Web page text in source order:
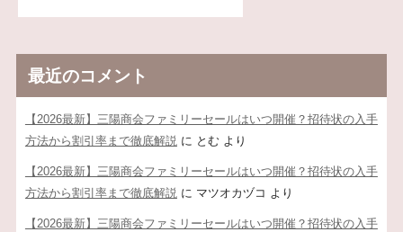
最近のコメント
【2026最新】三陽商会ファミリーセールはいつ開催？招待状の入手
方法から割引率まで徹底解説に とむ より
【2026最新】三陽商会ファミリーセールはいつ開催？招待状の入手
方法から割引率まで徹底解説に マツオカヅコ より
【2026最新】三陽商会ファミリーセールはいつ開催？招待状の入手